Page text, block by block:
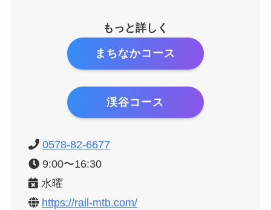
もっと詳しく
まちなかコース
渓谷コース
0578-82-6677
9:00〜16:30
水曜
https://rail-mtb.com/